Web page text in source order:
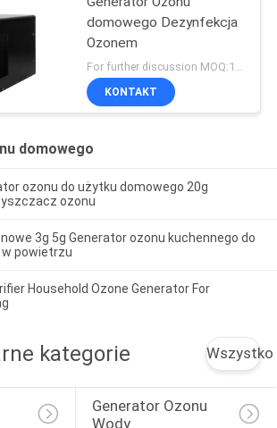
domowego Dezynfekcja
Ozonem
For further discussion MOQ:1 jednostka
KONTAKT
domowego
ozonu do użytku domowego 20g
ozonu
3g 5g Generator ozonu kuchennego do
powietrzu
Household Ozone Generator For
kategorie Wszystko
Generator Ozonu
Wody